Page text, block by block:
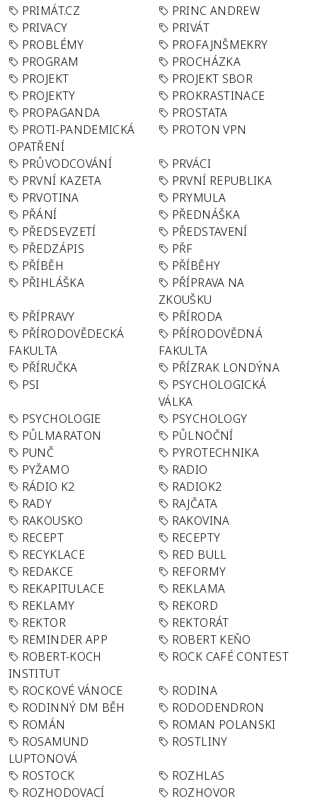
PRIMÁT.CZ
PRINC ANDREW
PRIVACY
PRIVÁT
PROBLÉMY
PROFAJNŠMEKRY
PROGRAM
PROCHÁZKA
PROJEKT
PROJEKT SBOR
PROJEKTY
PROKRASTINACE
PROPAGANDA
PROSTATA
PROTI-PANDEMICKÁ
OPATŘENÍ
PROTON VPN
PRŮVODCOVÁNÍ
PRVÁCI
PRVNÍ KAZETA
PRVNÍ REPUBLIKA
PRVOTINA
PRYMULA
PŘÁNÍ
PŘEDNÁŠKA
PŘEDSEVZETÍ
PŘEDSTAVENÍ
PŘEDZÁPIS
PŘF
PŘÍBĚH
PŘÍBĚHY
PŘIHLÁŠKA
PŘÍPRAVA NA
ZKOUŠKU
PŘÍPRAVY
PŘÍRODA
PŘÍRODOVĚDECKÁ
FAKULTA
PŘÍRODOVĚDNÁ
FAKULTA
PŘÍRUČKA
PŘÍZRAK LONDÝNA
PSI
PSYCHOLOGICKÁ
VÁLKA
PSYCHOLOGIE
PSYCHOLOGY
PŮLMARATON
PŮLNOČNÍ
PUNČ
PYROTECHNIKA
PYŽAMO
RADIO
RÁDIO K2
RADIOK2
RADY
RAJČATA
RAKOUSKO
RAKOVINA
RECEPT
RECEPTY
RECYKLACE
RED BULL
REDAKCE
REFORMY
REKAPITULACE
REKLAMA
REKLAMY
REKORD
REKTOR
REKTORÁT
REMINDER APP
ROBERT KEŇO
ROBERT-KOCH
INSTITUT
ROCK CAFÉ CONTEST
ROCKOVÉ VÁNOCE
RODINA
RODINNÝ DM BĚH
RODODENDRON
ROMÁN
ROMAN POLANSKI
ROSAMUND
LUPTONOVÁ
ROSTLINY
ROSTOCK
ROZHLAS
ROZHODOVACÍ
ROZHOVOR